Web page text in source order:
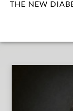
|
Deutsche
THE NEW